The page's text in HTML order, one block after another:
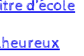
d’école